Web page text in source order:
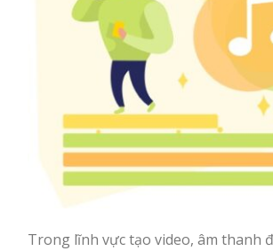
Trong lĩnh vực tạo video, âm thanh